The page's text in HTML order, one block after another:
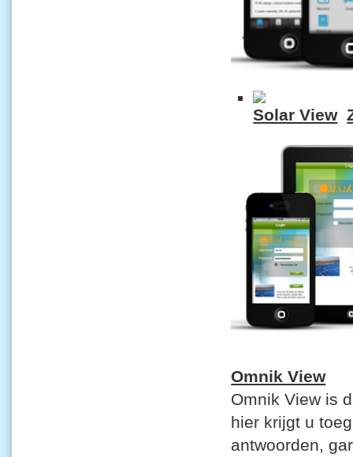
Solar View
Omnik View
Omnik View is
hier krijgt u
antwoorden,